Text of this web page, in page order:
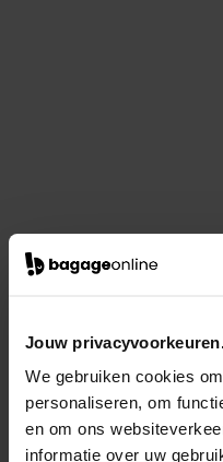
Jouw
We gebruiken cookies
personaliseren, om
en om ons
informatie over uw